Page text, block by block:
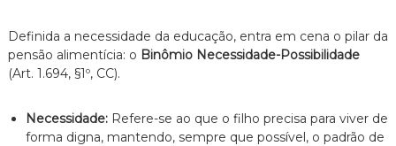
z
a
Definida a necessidade da educação, entra em cena o pilar da
pensão alimentícia: o Binômio Necessidade-Possibilidade
(Art. 1.694, §1º, CC).
Necessidade:Refere-se ao que o filho precisa para viver de
forma digna, mantendo, sempre que possível, o padrão de